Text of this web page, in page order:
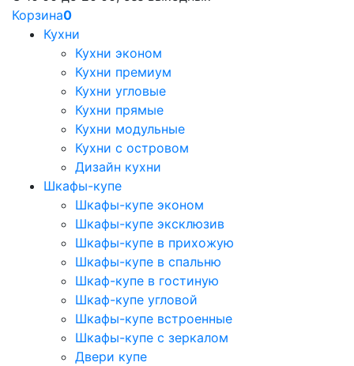
Корзина0
Кухни
Кухни эконом
Кухни премиум
Кухни угловые
Кухни прямые
Кухни модульные
Кухни с островом
Дизайн кухни
Шкафы-купе
Шкафы-купе эконом
Шкафы-купе эксклюзив
Шкафы-купе в прихожую
Шкафы-купе в спальню
Шкаф-купе в гостиную
Шкаф-купе угловой
Шкафы-купе встроенные
Шкафы-купе с зеркалом
Двери купе